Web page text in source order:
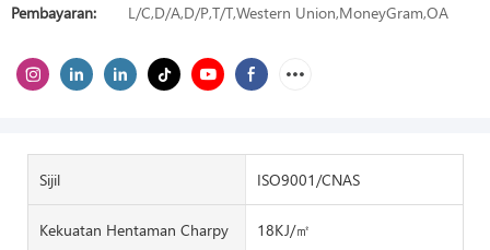
Pembayaran:
L/C,D/A,D/P,T/T,Western Union,MoneyGram,OA
Sijil ISO9001/CNAS
Kekuatan Hentaman Charpy 18KJ/㎡